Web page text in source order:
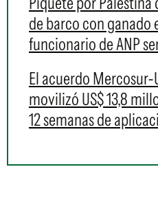
de barco con ganado
funcionario de ANP
El acuerdo Mercosur-
movilizó US$ 13,8
12 semanas de